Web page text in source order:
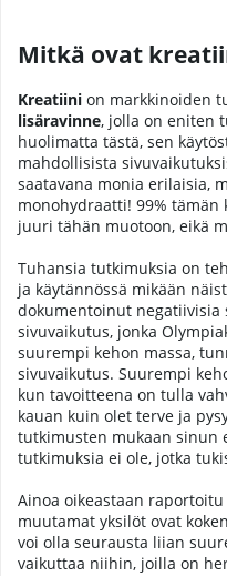
Mitkä ovat
Kreatiini on markkinoiden
lisäravinne, jolla on eniten
huolimatta tästä, sen
mahdollisista
saatavana monia erilaisia,
monohydraatti! 99%
juuri tähän muotoon, eikä
Tuhansia tutkimuksia on
ja käytännössä mikään
dokumentoinut negatiivisia
sivuvaikutus, jonka
suurempi kehon massa,
sivuvaikutus. Suurempi
kun tavoitteena on tulla
kauan kuin olet terve ja
tutkimusten mukaan sinun
tutkimuksia ei ole, jotka
Ainoa oikeastaan
muutamat yksilöt ovat
voi olla seurausta liian
vaikuttaa niihin, joilla on